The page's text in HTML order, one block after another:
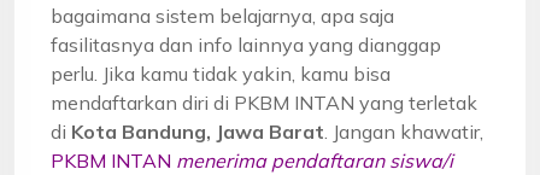
bagaimana sistem belajarnya, apa saja
fasilitasnya dan info lainnya yang dianggap
perlu. Jika kamu tidak yakin, kamu bisa
mendaftarkan diri di PKBM INTAN yang terletak
di Kota Bandung, Jawa Barat . Jangan khawatir,
PKBM INTAN menerima pendaftaran siswa/i